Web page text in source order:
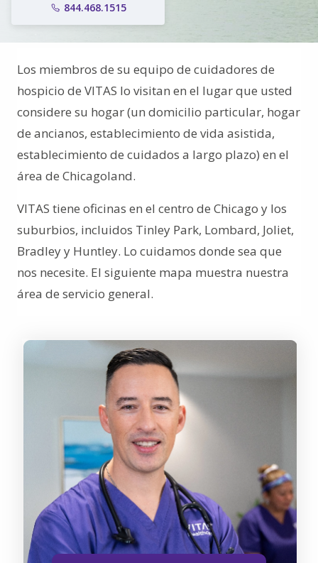
844.468.1515
Los miembros de su equipo de cuidadores de
hospicio de VITAS lo visitan en el lugar que usted
considere su hogar (un domicilio particular, hogar
de ancianos, establecimiento de vida asistida,
establecimiento de cuidados a largo plazo) en el
área de Chicagoland.
VITAS tiene oficinas en el centro de Chicago y los
suburbios, incluidos Tinley Park, Lombard, Joliet,
Bradley y Huntley. Lo cuidamos donde sea que
nos necesite. El siguiente mapa muestra nuestra
área de servicio general.